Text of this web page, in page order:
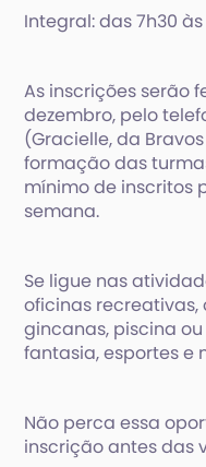
Integral: das 7h30 às
As inscrições serão
dezembro, pelo
(Gracielle, da
formação das
mínimo de inscritos
semana.
Se ligue nas
oficinas
gincanas, piscina
fantasia, esportes e
Não perca essa
inscrição antes das